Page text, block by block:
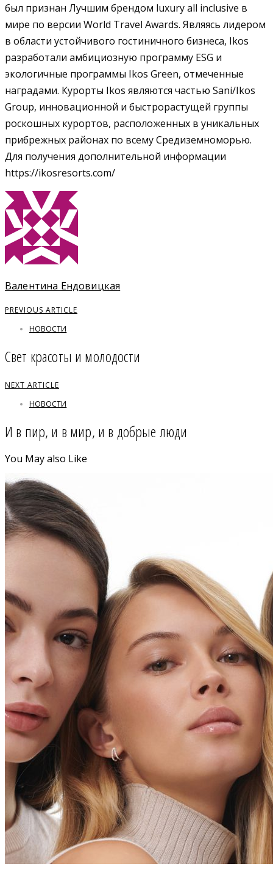
был признан Лучшим брендом luxury all inclusive в
мире по версии World Travel Awards. Являясь лидером
в области устойчивого гостиничного бизнеса, Ikos
разработали амбициозную программу ESG и
экологичные программы Ikos Green, отмеченные
наградами. Курорты Ikos являются частью Sani/Ikos
Group, инновационной и быстрорастущей группы
роскошных курортов, расположенных в уникальных
прибрежных районах по всему Средиземноморью.
Для получения дополнительной информации
https://ikosresorts.com/
Валентина Ендовицкая
PREVIOUS ARTICLE
НОВОСТИ
Свет красоты и молодости
NEXT ARTICLE
НОВОСТИ
И в пир, и в мир, и в добрые люди
You May also Like